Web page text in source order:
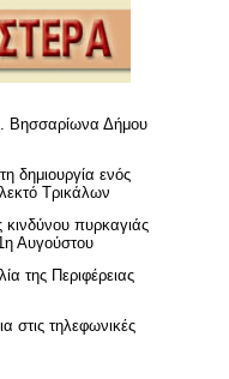
Βησσαρίωνα Δήμου
δημιουργία ενός
Τρικάλων
πυρκαγιάς
Αυγούστου
της Περιφέρειας
στις τηλεφωνικές